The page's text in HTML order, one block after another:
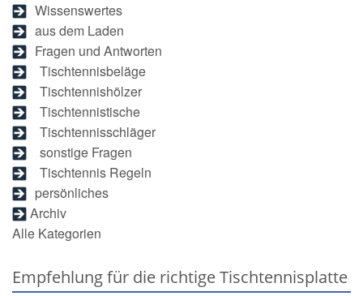
Wissenswertes
aus dem Laden
Fragen und Antworten
Tischtennisbeläge
Tischtennishölzer
Tischtennistische
Tischtennisschläger
sonstige Fragen
Tischtennis Regeln
persönliches
Archiv
Alle Kategorien
Empfehlung für die richtige Tischtennisplatte